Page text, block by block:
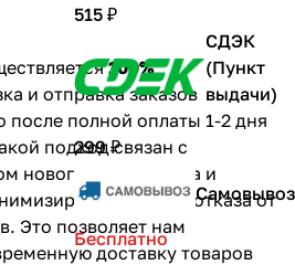
515 ₽
СДЭК
(Пункт
выдачи)
1-2 дня
299 ₽
Самовывоз
Бесплатно
100%
и отправка заказов
после полной оплаты
подход связан с
новогоднего сезона и
случаи отказа от
Это позволяет нам
доставку товаров